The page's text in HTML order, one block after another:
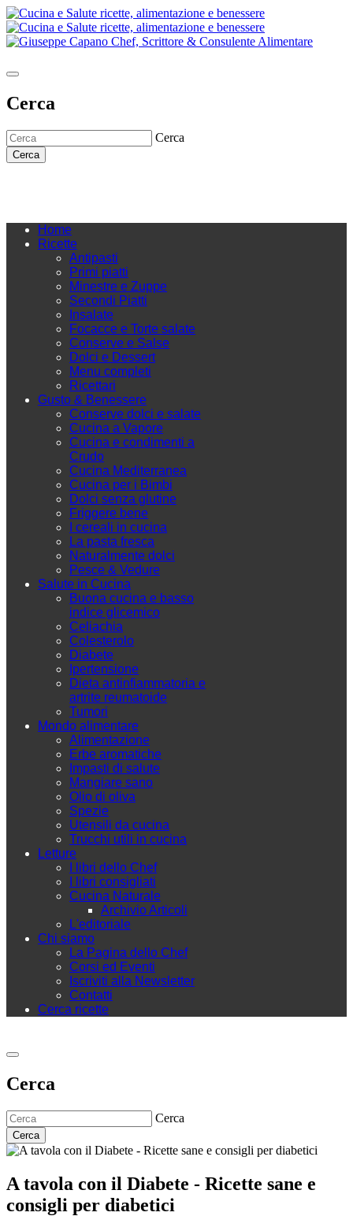
Cerca
Cerca
Cerca
Home
Ricette
Antipasti
Primi piatti
Minestre e Zuppe
Secondi Piatti
Insalate
Focacce e Torte salate
Conserve e Salse
Dolci e Dessert
Menu completi
Ricettari
Gusto & Benessere
Conserve dolci e salate
Cucina a Vapore
Cucina e condimenti a
Crudo
Cucina Mediterranea
Cucina per i Bimbi
Dolci senza glutine
Friggere bene
I cereali in cucina
La pasta fresca
Naturalmente dolci
Pesce & Vedure
Salute in Cucina
Buona cucina e basso
indice glicemico
Celiachia
Colesterolo
Diabete
Ipertensione
Dieta antinfiammatoria e
artrite reumatoide
Tumori
Mondo alimentare
Alimentazione
Erbe aromatiche
Impasti di salute
Mangiare sano
Olio di oliva
Spezie
Utensili da cucina
Trucchi utili in cucina
Letture
I libri dello Chef
I libri consigliati
Cucina Naturale
Archivio Articoli
L'editoriale
Chi siamo
La Pagina dello Chef
Corsi ed Eventi
Iscriviti alla Newsletter
Contatti
Cerca ricette
Cerca
Cerca
Cerca
A tavola con il Diabete - Ricette sane e
consigli per diabetici